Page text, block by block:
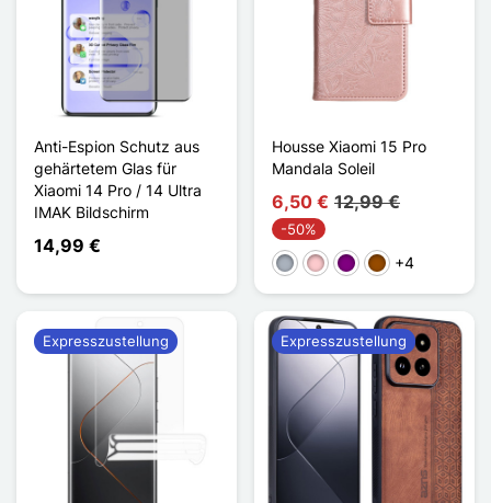
Anti-Espion Schutz aus
gehärtetem Glas für
Xiaomi 14 Pro / 14 Ultra
IMAK Bildschirm
14,99 €
Housse Xiaomi 15 Pro
Mandala Soleil
6,50 € 12,99 €
-50%
GrauPinkViolettBraun
+4
Expresszustellung Expresszustellung